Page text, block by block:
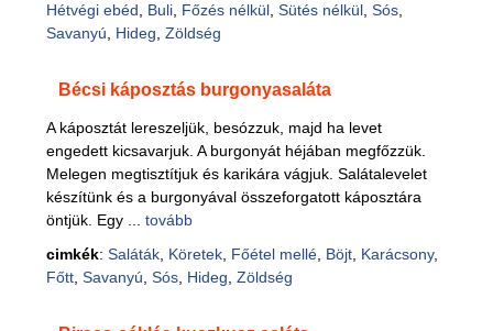
Hétvégi ebéd
Buli, Főzés nélkül, Sütés nélkül, Sós,
Savanyú
Hideg Zöldség
Bécsi káposztás burgonyasaláta
A káposztát lereszeljük, besózzuk, majd ha levet
engedett kicsavarjuk. A burgonyát héjában megfőzzük.
Melegen megtisztítjuk és karikára vágjuk. Salátalevelet
készítünk és a burgonyával összeforgatott káposztára
öntjük. Egy ... tovább
cimkék: Saláták, Köretek, Főétel mellé, Böjt, Karácsony,
Főtt, Savanyú Sós, Hideg Zöldség